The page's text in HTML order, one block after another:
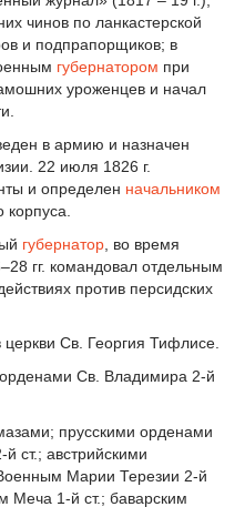
чинов по ланкастерской
и подпрапорщиков; в
губернатором при
уроженцев и начал
в армию и назначен
22 июля 1826 г.
и определен начальником
корпуса.
губернатор , во время
гг. командовал отдельным
против персидских
Св. Георгия Тифлисе.
Св. Владимира 2-й
прусскими орденами
ст.; австрийскими
Марии Терезии 2-й
Меча 1-й ст.; баварским